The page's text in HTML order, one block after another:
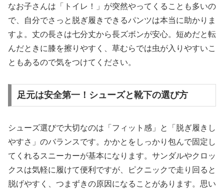
なお子さんは「トイレ！」が突然やってくることも多いの
で、自分でさっと脱ぎ履きできるパンツは本当に助かりま
すよ。丈の長さは七分丈から長ズボンが安心。短めだと転
んだときに膝を擦りやすく、草むらでは虫が入りやすいこ
ともあるので気をつけてください。
足元は安全第一！シューズと靴下の選び方
シューズ選びで大切なのは「フィット感」と「脱ぎ履きし
やすさ」のバランスです。かかとをしっかり包んで固定し
てくれるスニーカーが基本になります。サンダルやクロッ
クスは気軽に履けて便利ですが、ピクニックで走り回ると
脱げやすく、つまずきの原因になることがあります。思い